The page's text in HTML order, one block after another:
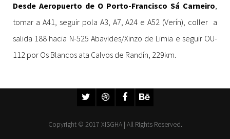
Desde Aeropuerto de O Porto-Francisco Sá Carneiro,
tomar a A41, seguir pola A3, A7, A24 e A52 (Verín), coller a
salida 188 hacia N-525 Abavides/Xinzo de Limia e seguir OU-
112 por Os Blancos ata Calvos de Randín, 229km.
Copyright © 2017 XISGHA | All Rights Reserved.